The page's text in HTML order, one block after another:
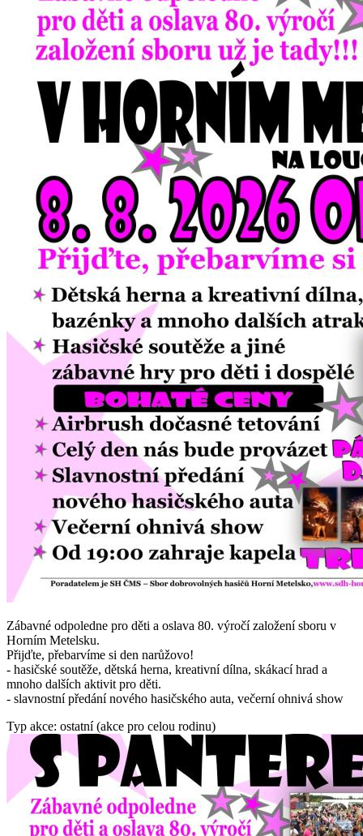
Zábavné odpoledne pro děti a oslava 80. výročí založení sboru v
Horním Metelsku.
Přijďte, přebarvíme si den narůžovo!
- hasičské soutěže, dětská herna, kreativní dílna, skákací hrad a
mnoho dalších aktivit pro děti.
- slavnostní předání nového hasičského auta, večerní ohnivá show
Typ akce: ostatní (akce pro celou rodinu)